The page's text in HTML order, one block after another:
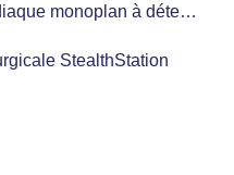
à détecteur numérique plan
StealthStation